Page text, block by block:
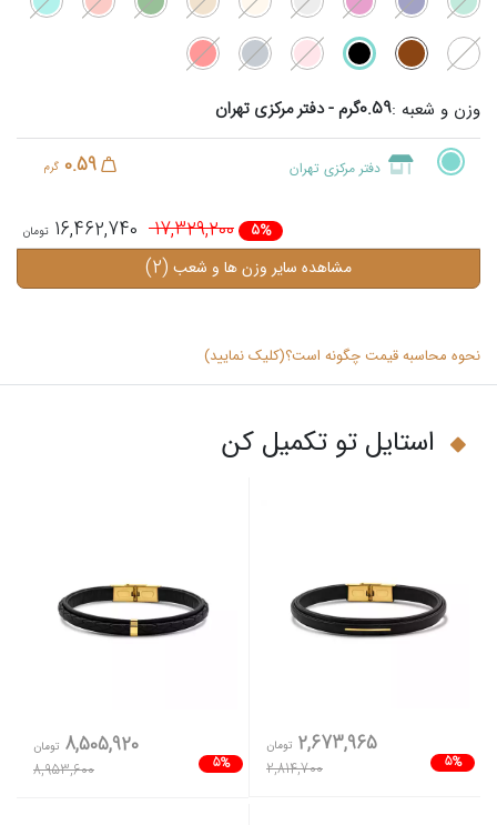
وزن و شعبه :0.59گرم - دفتر مرکزی تهران
دفتر مرکزی تهران 0.59 گرم
5%
17,329,200
16,462,740
مشاهده سایر وزن ها و شعب (2)
نحوه محاسبه قیمت چگونه است؟(کلیک نمایید)
استایل تو تکمیل کن
5%
2,673,965 تومان
2,814,700
5%
8,505,920 تومان
8,953,600